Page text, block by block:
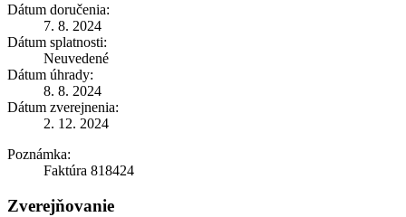
Dátum doručenia:
7. 8. 2024
Dátum splatnosti:
Neuvedené
Dátum úhrady:
8. 8. 2024
Dátum zverejnenia:
2. 12. 2024
Poznámka:
Faktúra 818424
Zverejňovanie